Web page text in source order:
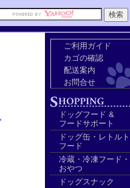
ご利用ガイド
カゴの確認
配送案内
お問合せ
ドッグフード &
フードサポート
ドッグ缶・レトルト
フード
冷蔵・冷凍フード・
おやつ
ドッグスナック